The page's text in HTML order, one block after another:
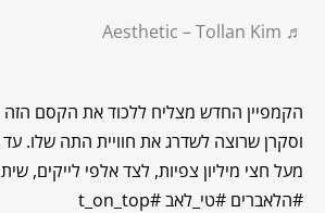
♬ Aesthetic – Tollan Kim
הקמפיין החדש מצליח ללכוד את הקסם הזה
וסקרן שרוצה לשדרג את חוויית התה שלו.
מעל חצי מיליון צפיות, לצד אלפי לייקים,
#הלאברים #טי_לאב #t_on_top